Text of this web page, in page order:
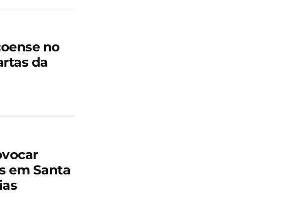
no
da
em Santa